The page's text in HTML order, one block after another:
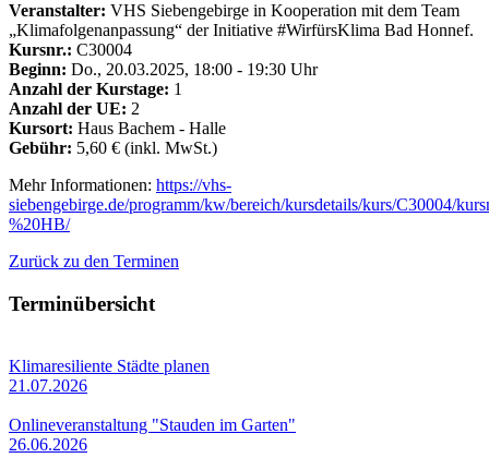
Veranstalter: VHS Siebengebirge in Kooperation mit dem Team
„Klimafolgenanpassung“ der Initiative #WirfürsKlima Bad Honnef.
Kursnr.: C30004
Beginn: Do., 20.03.2025, 18:00 - 19:30 Uhr
Anzahl der Kurstage: 1
Anzahl der UE: 2
Kursort: Haus Bachem - Halle
Gebühr: 5,60 € (inkl. MwSt.)
Mehr Informationen: https://vhs-
siebengebirge.de/programm/kw/bereich/kursdetails/kurs/C30004/
%20HB/
Zurück zu den Terminen
Terminübersicht
Klimaresiliente Städte planen
21.07.2026
Onlineveranstaltung "Stauden im Garten"
26.06.2026